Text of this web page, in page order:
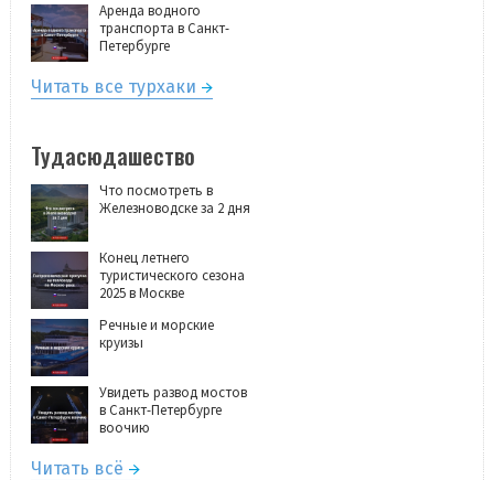
Аренда водного
транспорта в Санкт-
Петербурге
Читать все турхаки
Тудасюдашество
Что посмотреть в
Железноводске за 2 дня
Конец летнего
туристического сезона
2025 в Москве
Речные и морские
круизы
Увидеть развод мостов
в Санкт-Петербурге
воочию
Читать всё